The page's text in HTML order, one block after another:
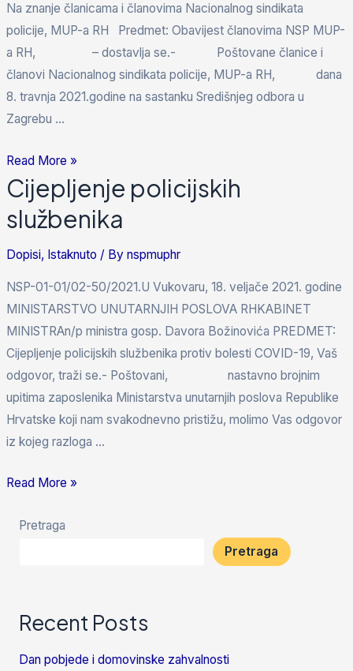
Na znanje članicama i članovima Nacionalnog sindikata
policije, MUP-a RH Predmet: Obavijest članovima NSP MUP-
a RH, – dostavlja se.- Poštovane članice i
članovi Nacionalnog sindikata policije, MUP-a RH, dana
8. travnja 2021.godine na sastanku Središnjeg odbora u
Zagrebu …
Read More »
Cijepljenje policijskih
službenika
Dopisi, Istaknuto / Bynspmuphr
NSP-01-01/02-50/2021.U Vukovaru, 18. veljače 2021. godine
MINISTARSTVO UNUTARNJIH POSLOVA RHKABINET
MINISTRAn/p ministra gosp. Davora Božinovića PREDMET:
Cijepljenje policijskih službenika protiv bolesti COVID-19, Vaš
odgovor, traži se.- Poštovani, nastavno brojnim
upitima zaposlenika Ministarstva unutarnjih poslova Republike
Hrvatske koji nam svakodnevno pristižu, molimo Vas odgovor
iz kojeg razloga …
Read More »
Pretraga
Pretraga
Recent Posts
Dan pobjede i domovinske zahvalnosti